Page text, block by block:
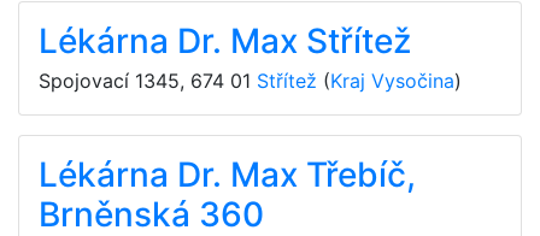
Lékárna Dr. Max Střítež
Spojovací 1345, 674 01 Střítež (Kraj Vysočina)
Lékárna Dr. Max Třebíč,
Brněnská 360